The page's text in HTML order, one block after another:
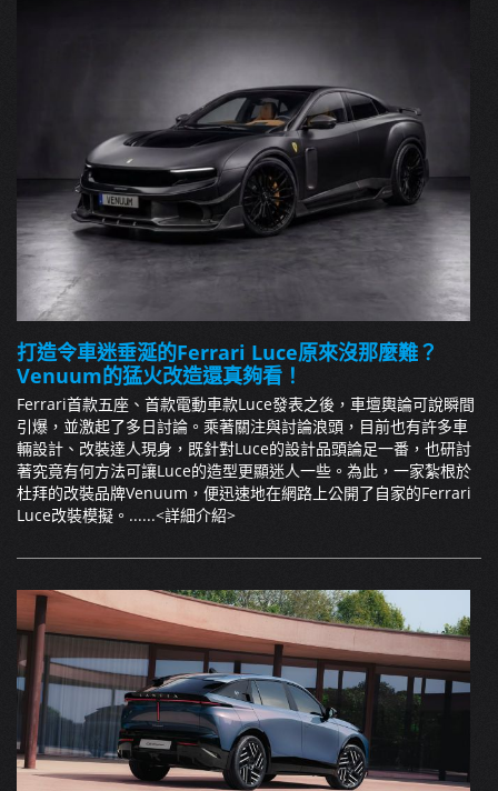
打造令車迷垂涎的Ferrari Luce原來沒那麼難？
Venuum的猛火改造還真夠看！
Ferrari首款五座、首款電動車款Luce發表之後，車壇輿論可說瞬間
引爆，並激起了多日討論。乘著關注與討論浪頭，目前也有許多車
輛設計、改裝達人現身，既針對Luce的設計品頭論足一番，也研討
著究竟有何方法可讓Luce的造型更顯迷人一些。為此，一家紮根於
杜拜的改裝品牌Venuum，便迅速地在網路上公開了自家的Ferrari
Luce改裝模擬。......<詳細介紹>